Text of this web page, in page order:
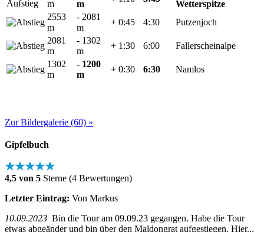
m
m
Wetterspitze
2553
m
- 2081
m
+ 0:45 4:30
Putzenjoch
2081
m
- 1302
m
+ 1:30 6:00
Fallerscheinalpe
1302
m
- 1200
m
+ 0:30 6:30 Namlos
Zur Bildergalerie (60) »
Gipfelbuch
★★★★★
4,5 von 5 Sterne (4 Bewertungen)
Letzter Eintrag: Von Markus
10.09.2023 Bin die Tour am 09.09.23 gegangen. Habe die Tour
etwas abgeänder und bin über den Maldongrat aufgestiegen. Hier...